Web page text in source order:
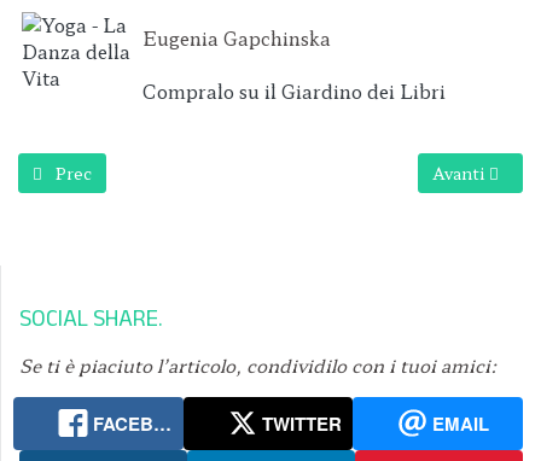
Eugenia Gapchinska
Compralo su il Giardino dei Libri
Articolo precedente: Propositi per il 2024
Prec Articolo
Avanti
SOCIAL SHARE
Se ti è piaciuto l’articolo, condividilo con i tuoi amici:
FACEBOOK TWITTER
EMAIL